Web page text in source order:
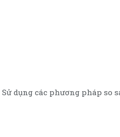
dụng các phương pháp so